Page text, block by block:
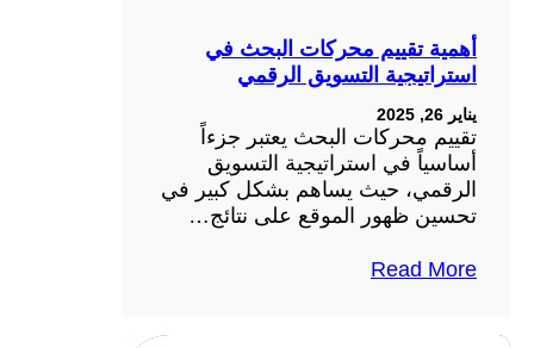
أهمية تقييم محركات البحث في
استراتيجية التسويق الرقمي
يناير 26, 2025
تقييم محركات البحث يعتبر جزءاً
أساسياً في استراتيجية التسويق
الرقمي، حيث يساهم بشكل كبير في
تحسين ظهور الموقع على نتائج…
Read More